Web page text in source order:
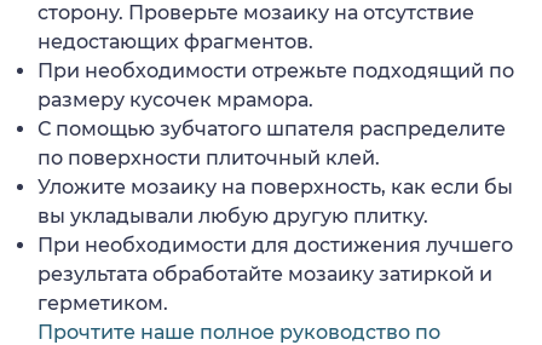
сторону. Проверьте мозаику на отсутствие
недостающих фрагментов.
При необходимости отрежьте подходящий по
размеру кусочек мрамора.
С помощью зубчатого шпателя распределите
по поверхности плиточный клей.
Уложите мозаику на поверхность, как если бы
вы укладывали любую другую плитку.
При необходимости для достижения лучшего
результата обработайте мозаику затиркой и
герметиком.
Прочтите наше полное руководство по